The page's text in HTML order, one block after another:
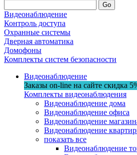
Go
Видеонаблюдение
Контроль доступа
Охранные системы
Дверная автоматика
Домофоны
Комплекты систем безопасности
Видеонаблюдение
Заказы on-line на сaйте скидка
Комплекты видеонаблюдения
Видеонаблюдение дома
Видеонаблюдение офиса
Видеонаблюдение
Видеонаблюдение
показать все
Видеонаблюдение